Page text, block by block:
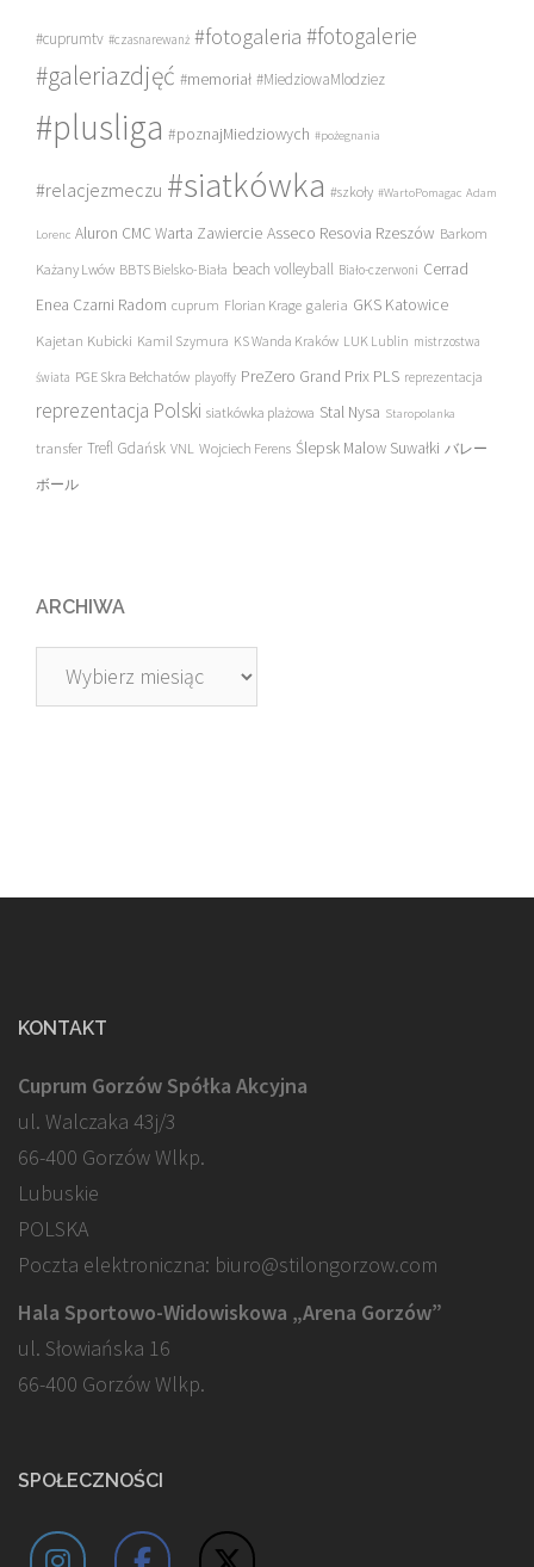
#cuprumtv #czasnarewanż #fotogaleria #fotogalerie
#galeriazdjęć #memoriał #MiedziowaMlodziez
#plusliga #poznajMiedziowych #pożegnania
#relacjezmeczu #siatkówka #szkoły #WartoPomagac Adam
Lorenc Aluron CMC Warta Zawiercie Asseco Resovia Rzeszów Barkom
Każany Lwów BBTS Bielsko-Biała beach volleyball Biało-czerwoni Cerrad
Enea Czarni Radom cuprum Florian Krage galeria GKS Katowice
Kajetan Kubicki Kamil Szymura KS Wanda Kraków LUK Lublin mistrzostwa
świata PGE Skra Bełchatów playoffy PreZero Grand Prix PLS reprezentacja
reprezentacja Polski siatkówka plażowa Stal Nysa Staropolanka
transfer Trefl Gdańsk VNL Wojciech Ferens Ślepsk Malow Suwałki バレー
ボール
ARCHIWA
Archiwa
KONTAKT
Cuprum Gorzów Spółka Akcyjna
ul. Walczaka 43j/3
66-400 Gorzów Wlkp.
Lubuskie
POLSKA
Poczta elektroniczna: biuro@stilongorzow.com
Hala Sportowo-Widowiskowa „Arena Gorzów”
ul. Słowiańska 16
66-400 Gorzów Wlkp.
SPOŁECZNOŚCI